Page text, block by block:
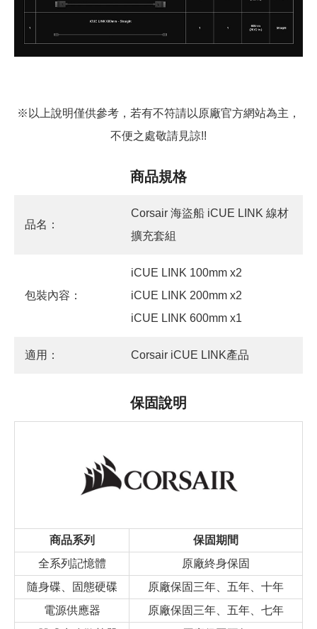
※以上說明僅供參考，若有不符請以原廠官方網站為主，
不便之處敬請見諒!!
商品規格
品名：
Corsair 海盜船 iCUE LINK 線材
擴充套組
包裝內容：
iCUE LINK 100mm x2
iCUE LINK 200mm x2
iCUE LINK 600mm x1
適用： Corsair iCUE LINK產品
保固說明
商品系列
保固期間
全系列記憶體
原廠終身保固
隨身碟、固態硬碟
原廠保固三年、五年、十年
電源供應器
原廠保固三年、五年、七年